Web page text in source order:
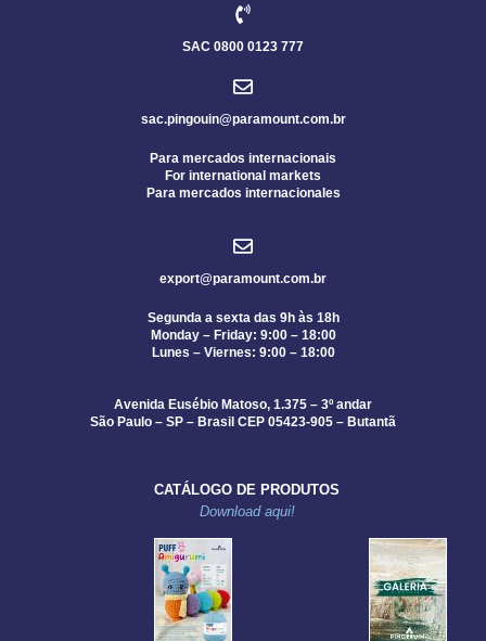
SAC 0800 0123 777
sac.pingouin@paramount.com.br
Para mercados internacionais
For international markets
Para mercados internacionales
export@paramount.com.br
Segunda a sexta das 9h às 18h
Monday – Friday: 9:00 – 18:00
Lunes – Viernes: 9:00 – 18:00
Avenida Eusébio Matoso, 1.375 – 3º andar
São Paulo – SP – Brasil CEP 05423-905 – Butantã
CATÁLOGO DE PRODUTOS
Download aqui!